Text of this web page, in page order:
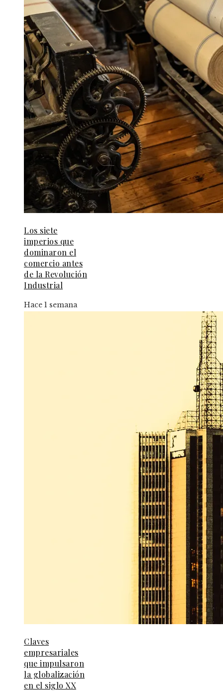
Los siete
imperios que
dominaron el
comercio antes
de la Revolución
Industrial
Hace 1 semana
Claves
empresariales
que impulsaron
la globalización
en el siglo XX